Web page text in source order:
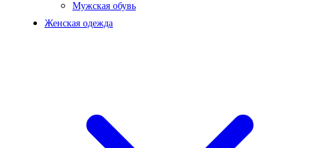
Мужская обувь
Женская одежда